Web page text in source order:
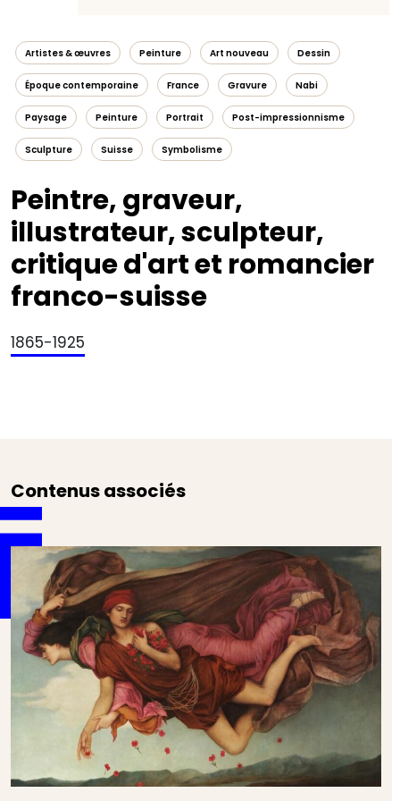
Artistes & œuvres Peinture Art nouveau Dessin
Époque contemporaine France Gravure Nabi
Paysage Peinture Portrait Post-impressionnisme
Sculpture Suisse Symbolisme
Peintre, graveur,
illustrateur, sculpteur,
critique d'art et romancier
franco-suisse
1865-1925
Contenus associés